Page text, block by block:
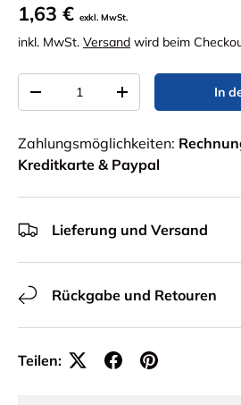
1,63 € exkl. MwSt.
inkl. MwSt. Versand wird beim
Menge verringernMenge erhöhen In
Zahlungsmöglichkeiten:
Kreditkarte & Paypal
Lieferung und Versand
Rückgabe und Retouren
Teilen: